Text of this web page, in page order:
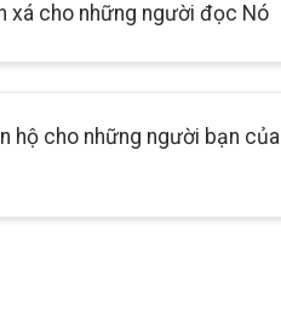
xá cho những người đọc Nó
hộ cho những người bạn của